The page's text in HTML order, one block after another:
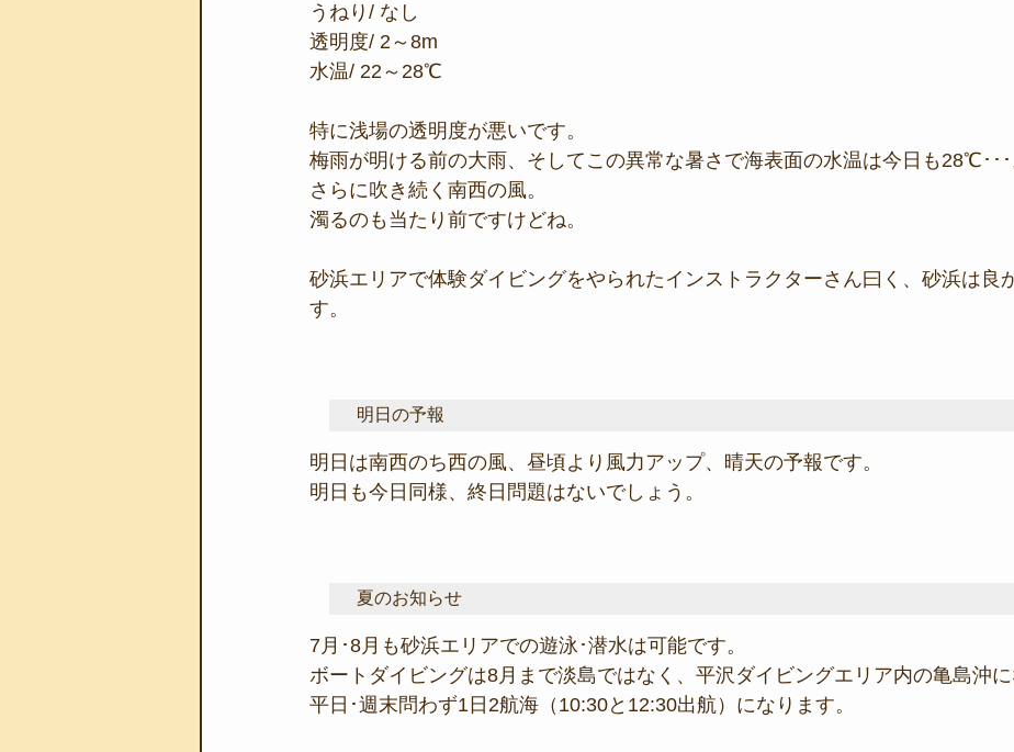
うねり/ なし
透明度/ 2～8m
水温/ 22～28℃
特に浅場の透明度が悪いです。
梅雨が明ける前の大雨、そしてこの異常な暑さで海表面の水温は今日も28℃･･･
さらに吹き続く南西の風。
濁るのも当たり前ですけどね。
砂浜エリアで体験ダイビングをやられたインストラクターさん曰く、砂浜は良
す。
明日の予報
明日は南西のち西の風、昼頃より風力アップ、晴天の予報です。
明日も今日同様、終日問題はないでしょう。
夏のお知らせ
7月･8月も砂浜エリアでの遊泳･潜水は可能です。
ボートダイビングは8月まで淡島ではなく、平沢ダイビングエリア内の亀島沖に
平日･週末問わず1日2航海（10:30と12:30出航）になります。